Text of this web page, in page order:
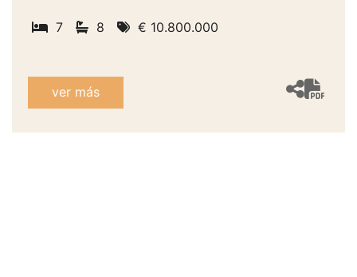
7 8 € 10.800.000
ver más